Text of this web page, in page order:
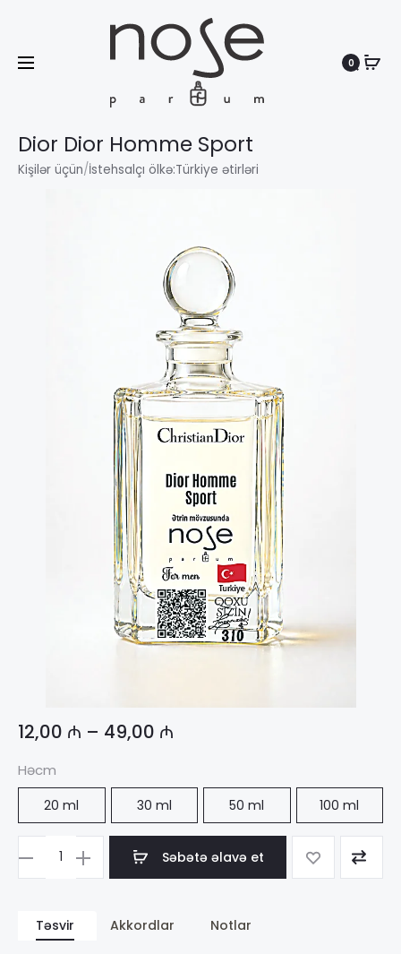
Search
0
Dior Dior Homme Sport
Kişilər üçün/İstehsalçı ölkə:Türkiye ətirləri
12,00 ₼ – 49,00 ₼
Həcm
20 ml 30 ml 50 ml 100 ml
Dior
Dior
Səbətə əlavə et
Təsvir Akkordlar Notlar